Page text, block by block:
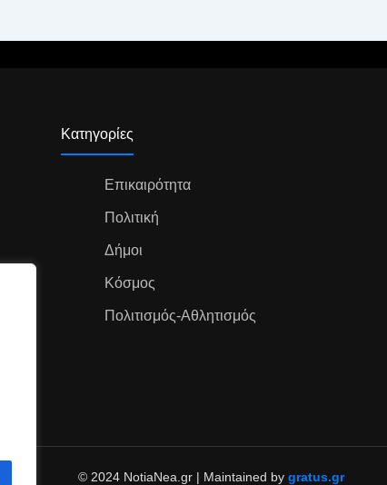
Κατηγορίες
Επικαιρότητα
Πολιτική
Δήμοι
Κόσμος
Πολιτισμός-Αθλητισμός
© 2024 NotiaNea.gr | Maintained by gratus.gr